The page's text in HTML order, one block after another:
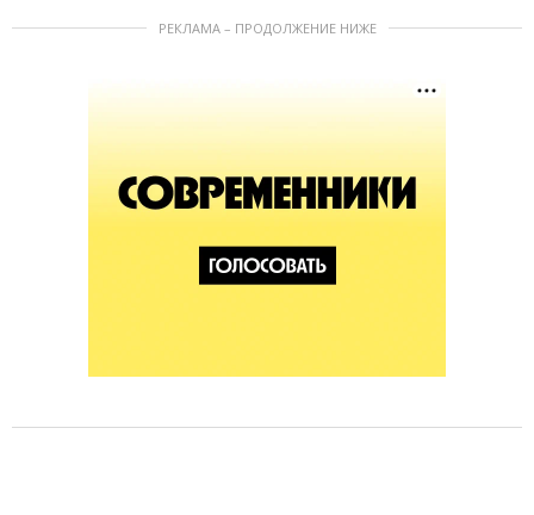
РЕКЛАМА – ПРОДОЛЖЕНИЕ НИЖЕ